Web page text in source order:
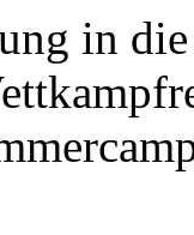
in die